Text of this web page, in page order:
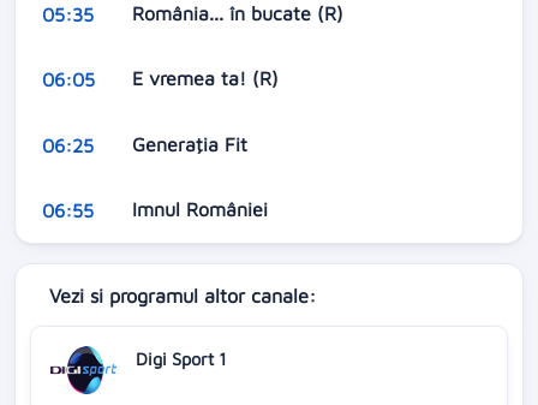
05:35 România... în bucate (R)
06:05 E vremea ta! (R)
06:25 Generaţia Fit
06:55 Imnul României
Vezi si programul altor canale:
Digi Sport 1